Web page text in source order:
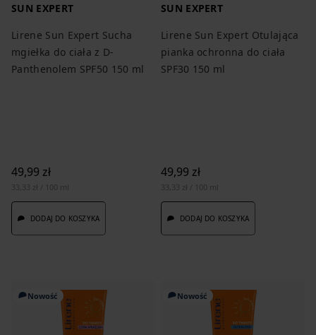
SUN EXPERT
Lirene Sun Expert Sucha
mgiełka do ciała z D-
Panthenolem SPF50 150 ml
49,99 zł
33,33 zł / 100 ml
DODAJ DO KOSZYKA
SUN EXPERT
Lirene Sun Expert Otulająca
pianka ochronna do ciała
SPF30 150 ml
49,99 zł
33,33 zł / 100 ml
DODAJ DO KOSZYKA
Nowość Nowość